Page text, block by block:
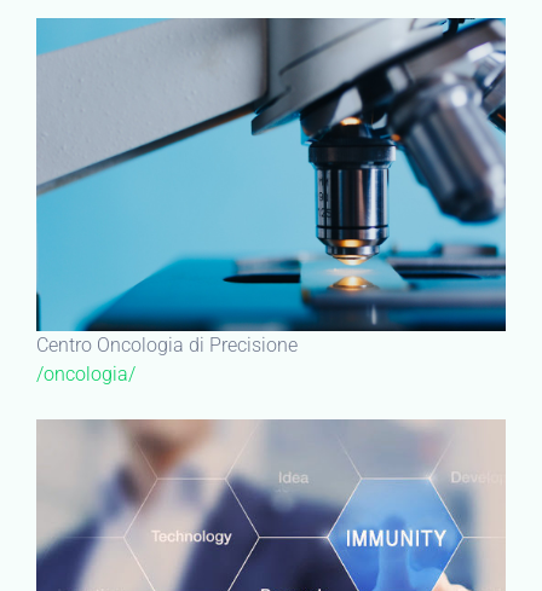
Centro Oncologia di Precisione
/oncologia/